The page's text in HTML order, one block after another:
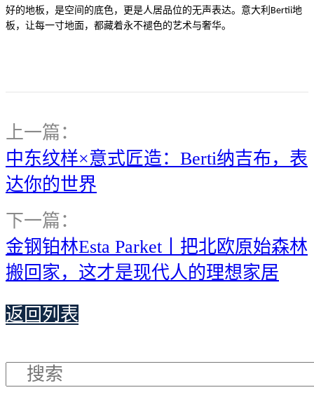
好的地板，是空间的底色，更是人居品位 的无声表达。 意大利 Bertii地
板， 让每一寸地面，都藏着永不褪色的艺术与奢华。
上一篇：
中东纹样×意式匠造：Berti纳吉布，表
达你的世界
下一篇：
金钢铂林Esta Parket丨把北欧原始森林
搬回家，这才是现代人的理想家居
返回列表